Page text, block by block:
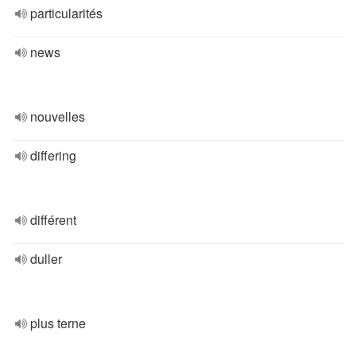
particularités
news
nouvelles
differing
différent
duller
plus terne